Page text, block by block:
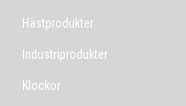
Hästprodukter
Industriprodukter
Klockor